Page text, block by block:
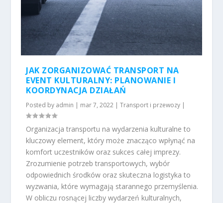
JAK ZORGANIZOWAĆ TRANSPORT NA
EVENT KULTURALNY: PLANOWANIE I
KOORDYNACJA DZIAŁAŃ
Posted by admin | mar 7, 2022 |Transport i przewozy |
Organizacja transportu na wydarzenia kulturalne to
kluczowy element, który może znacząco wpłynąć na
komfort uczestników oraz sukces całej imprezy.
Zrozumienie potrzeb transportowych, wybór
odpowiednich środków oraz skuteczna logistyka to
wyzwania, które wymagają starannego przemyślenia.
W obliczu rosnącej liczby wydarzeń kulturalnych,